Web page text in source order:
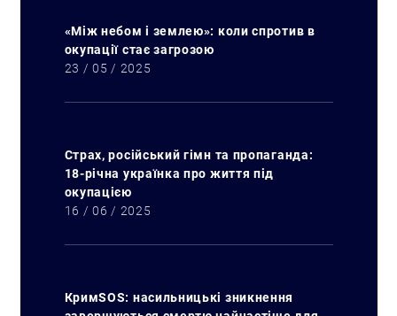
«Між небом і землею»: коли спротив в
окупації стає загрозою
23 / 05 / 2025
Страх, російський гімн та пропаганда:
18-річна українка про життя під
окупацією
16 / 06 / 2025
КримSOS: насильницькі зникнення